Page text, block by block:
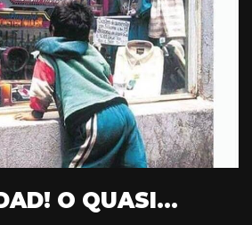
O QUASI…